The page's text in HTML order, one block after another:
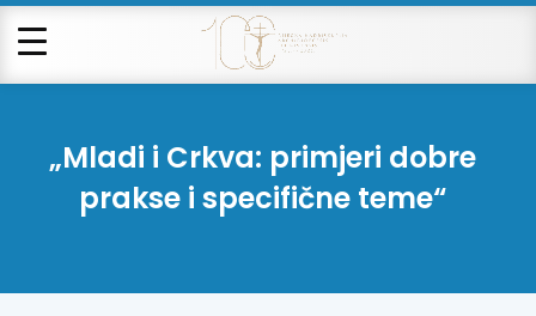
„Mladi i Crkva: primjeri dobre
prakse i specifične teme“